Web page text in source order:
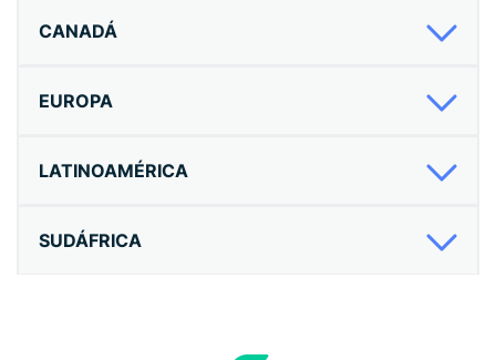
CANADÁ
EUROPA
LATINOAMÉRICA
SUDÁFRICA